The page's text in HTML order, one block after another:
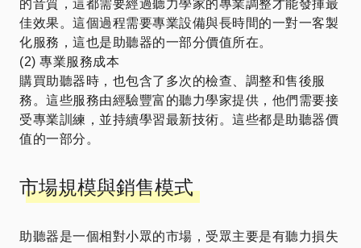
的音質，這都需要經過聽力學家的專業調整才能發揮最
佳效果。這個過程需要專業設備與長時間的一對一客製
化服務，這也是助聽器的一部分價值所在。
(2) 專業服務成本
購買助聽器時，也包含了多次的檢查、調整和售後服
務。這些服務由經驗豐富的聽力學家提供，他們需要接
受專業訓練，並持續學習最新技術。這些都是助聽器價
值的一部分。
市場規模與銷售模式
助聽器是一個相對小眾的市場，受眾主要是有聽力損失